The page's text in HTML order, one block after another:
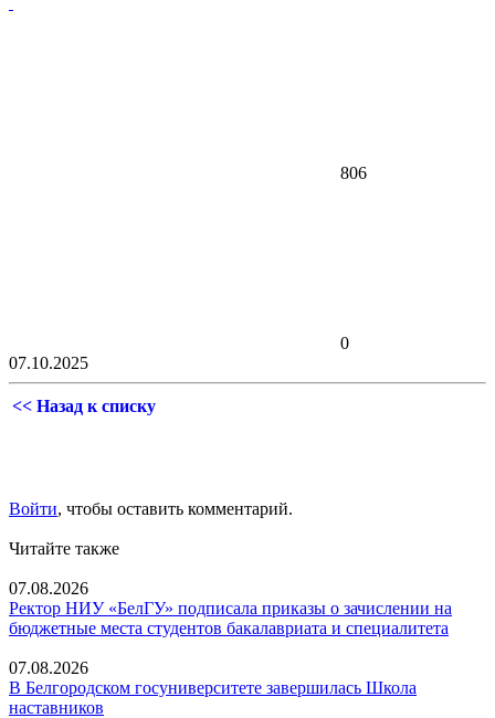
806
0
07.10.2025
<< Назад к списку
Войти, чтобы оставить комментарий.
Читайте также
07.08.2026
Ректор НИУ «БелГУ» подписала приказы о зачислении на
бюджетные места студентов бакалавриата и специалитета
07.08.2026
В Белгородском госуниверситете завершилась Школа
наставников